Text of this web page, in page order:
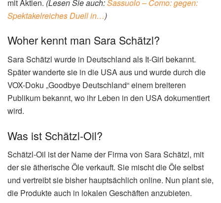
mit Aktien. (Lesen Sie auch:Sassuolo – Como: gegen:
Spektakelreiches Duell in…)
Woher kennt man Sara Schätzl?
Sara Schätzl wurde in Deutschland als It-Girl bekannt.
Später wanderte sie in die USA aus und wurde durch die
VOX-Doku „Goodbye Deutschland“ einem breiteren
Publikum bekannt, wo ihr Leben in den USA dokumentiert
wird.
Was ist Schätzl-Oil?
Schätzl-Oil ist der Name der Firma von Sara Schätzl, mit
der sie ätherische Öle verkauft. Sie mischt die Öle selbst
und vertreibt sie bisher hauptsächlich online. Nun plant sie,
die Produkte auch in lokalen Geschäften anzubieten.